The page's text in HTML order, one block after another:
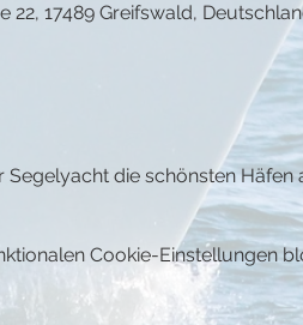
22, 17489 Greifswald,
die schönsten Häfen
Cookie-Einstellungen